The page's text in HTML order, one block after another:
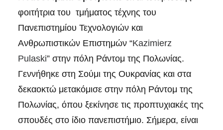
φοιτήτρια του τμήματος τέχνης του
Πανεπιστημίου Τεχνολογιών και
Ανθρωπιστικών Επιστημών “Kazimierz
Pulaski” στην πόλη Ράντομ της Πολωνίας.
Γεννήθηκε στη Σούμι της Ουκρανίας και στα
δεκαοκτώ μετακόμισε στην πόλη Ράντομ της
Πολωνίας, όπου ξεκίνησε τις προπτυχιακές της
σπουδές στο ίδιο πανεπιστήμιο. Σήμερα, είναι